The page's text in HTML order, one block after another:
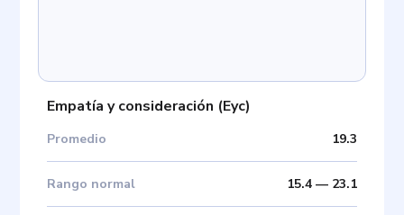
Empatía y consideración (Eyc)
Promedio 19.3
Rango normal 15.4— 23.1